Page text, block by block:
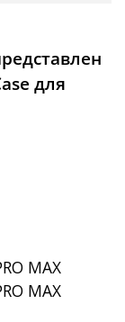
для
MAX
MAX